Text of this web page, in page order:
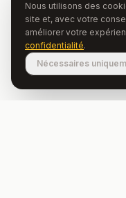
Nous utilisons des
site et, avec votre
améliorer votre
confidentialité.
Nécessaires